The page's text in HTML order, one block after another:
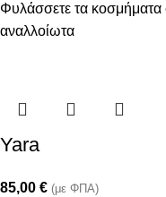
Φυλάσσετε τα κοσμήματα
αναλλοίωτα
Yara
85,00 € (με ΦΠΑ)